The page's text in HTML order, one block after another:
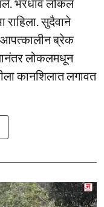
राहिला. सुदैवाने
आपत्कालीन ब्रेक
लोकलमधून
कानशिलात लगावत